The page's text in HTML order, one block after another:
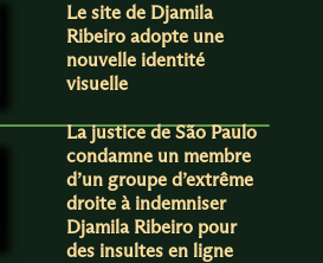
Le site de Djamila
Ribeiro adopte une
nouvelle identité
visuelle
La justice de São Paulo
condamne un membre
d’un groupe d’extrême
droite à indemniser
Djamila Ribeiro pour
des insultes en ligne